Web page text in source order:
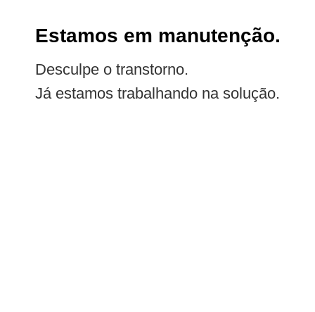
Estamos em manutenção.
Desculpe o transtorno.
Já estamos trabalhando na solução.